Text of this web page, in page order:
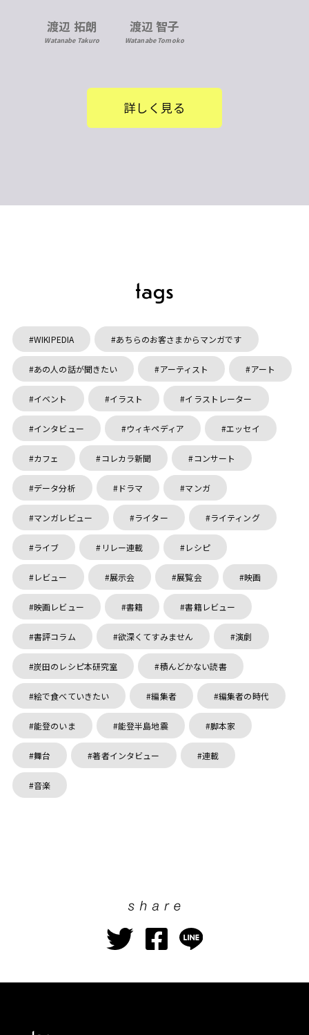
渡辺 拓朗
Watanabe Takuro
渡辺 智子
Watanabe Tomoko
詳しく見る
WIKIPEDIA あちらのお客さまからマンガです
あの人の話が聞きたい アーティスト アート
イベント イラスト イラストレーター
インタビュー ウィキペディア エッセイ
カフェ コレカラ新聞 コンサート
データ分析 ドラマ マンガ
マンガレビュー ライター ライティング
ライブ リレー連載 レシピ
レビュー 展示会 展覧会 映画
映画レビュー 書籍 書籍レビュー
書評コラム 欲深くてすみません 演劇
炭田のレシピ本研究室 積んどかない読書
絵で食べていきたい 編集者 編集者の時代
能登のいま 能登半島地震 脚本家
舞台 著者インタビュー 連載
音楽